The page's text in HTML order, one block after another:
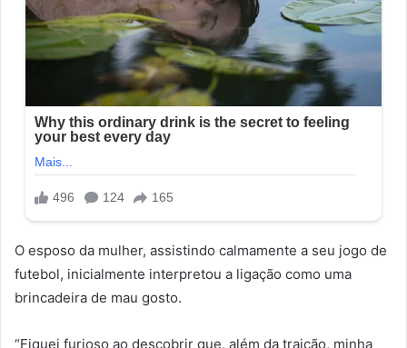
O esposo da mulher, assistindo calmamente a seu jogo de
futebol, inicialmente interpretou a ligação como uma
brincadeira de mau gosto.
“Fiquei furioso ao descobrir que, além da traição, minha